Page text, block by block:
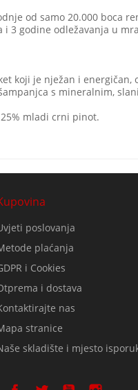
od samo 20.000 boca
3 godine odležavanja u
koji je nježan i
s mineralnim,
mladi crni pinot.
poslovanja
plaćanja
i Cookies
i dostava
nas
stranice
skladište i mjesto